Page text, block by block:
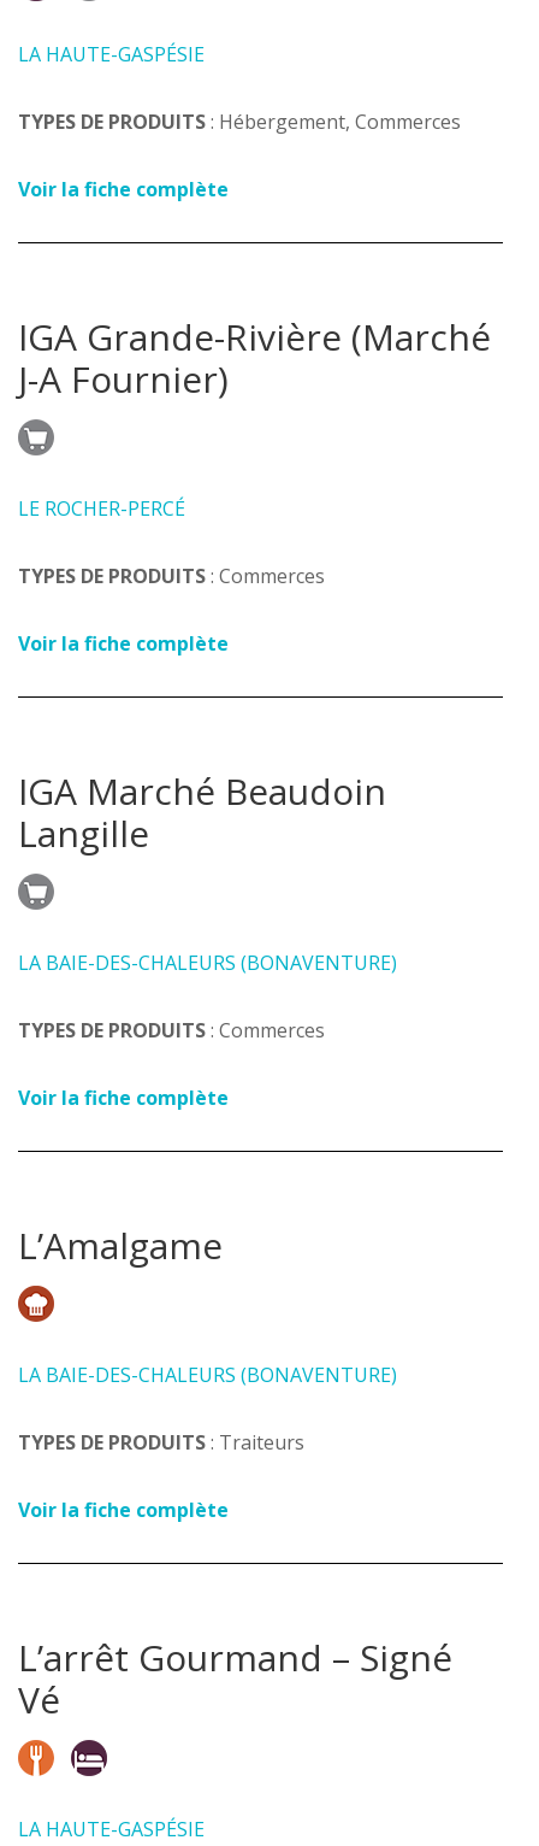
LA HAUTE-GASPÉSIE
TYPES DE PRODUITS: Hébergement, Commerces
Voir la fiche complète
IGA Grande-Rivière (Marché
J-A Fournier)
LE ROCHER-PERCÉ
TYPES DE PRODUITS: Commerces
Voir la fiche complète
IGA Marché Beaudoin
Langille
LA BAIE-DES-CHALEURS (BONAVENTURE)
TYPES DE PRODUITS: Commerces
Voir la fiche complète
L’Amalgame
LA BAIE-DES-CHALEURS (BONAVENTURE)
TYPES DE PRODUITS: Traiteurs
Voir la fiche complète
L’arrêt Gourmand – Signé
Vé
LA HAUTE-GASPÉSIE